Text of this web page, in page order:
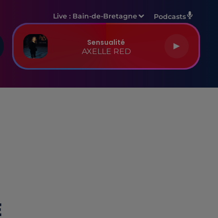
Live : Bain-de-Bretagne Podcasts
Sensualité
AXELLE RED